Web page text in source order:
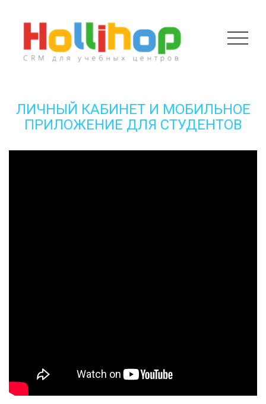
ЛИЧНЫЙ КАБИНЕТ И МОБИЛЬНОЕ
ПРИЛОЖЕНИЕ ДЛЯ СТУДЕНТОВ